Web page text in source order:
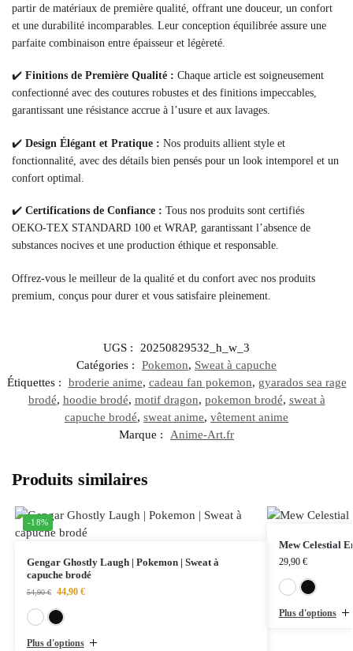
partir de matériaux de première qualité, offrant une douceur, un confort
et une durabilité incomparables. Leur conception équilibrée assure une
parfaite combinaison entre épaisseur et légèreté.
✔️ Finitions de Première Qualité : Chaque article est soigneusement
confectionné avec des coutures robustes et des finitions impeccables,
garantissant une résistance accrue à l’usure et aux lavages.
✔️ Design Élégant et Pratique : Nos produits allient style et
fonctionnalité, avec des détails bien pensés pour un look intemporel et un
confort optimal.
✔️ Certifications de Confiance : Tous nos produits sont certifiés
OEKO-TEX STANDARD 100 et WRAP, garantissant l’absence de
substances nocives et une production éthique et responsable.
Offrez-vous le meilleur de la qualité et du confort avec nos produits
premium, conçus pour durer et vous satisfaire pleinement.
UGS :
20250829532_h_w_3
Catégories :
Pokemon, Sweat à capuche
Étiquettes :
broderie anime, cadeau fan pokemon, gyarados sea rage
brodé, hoodie brodé, motif dragon, pokemon brodé, sweat à
capuche brodé, sweat anime, vêtement anime
Marque :
Anime-Art.fr
Produits similaires
-18%
Gengar Ghostly Laugh | Pokemon | Sweat à
capuche brodé
54,90€ 44,90 €
Plus d'options
Mew Celestial
29,90 €
Plus d'options